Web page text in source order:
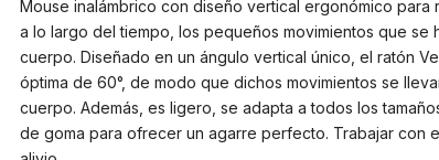
Mouse inalámbrico con diseño vertical ergonómico para
a lo largo del tiempo, los pequeños movimientos que
cuerpo. Diseñado en un ángulo vertical único, el ratón
óptima de 60°, de modo que dichos movimientos se
cuerpo. Además, es ligero, se adapta a todos los
de goma para ofrecer un agarre perfecto. Trabajar con